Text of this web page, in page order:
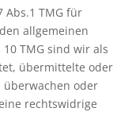
Abs.1 TMG für
allgemeinen
TMG sind wir als
übermittelte oder
oder
rechtswidrige